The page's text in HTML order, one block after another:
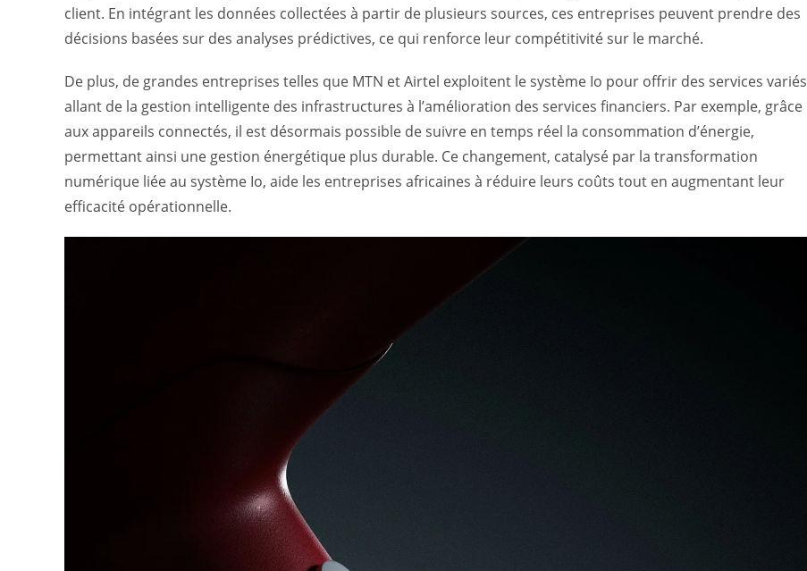
client. En intégrant les données collectées à partir de plusieurs sources, ces entreprises peuvent prendre des
décisions basées sur des analyses prédictives, ce qui renforce leur compétitivité sur le marché.
De plus, de grandes entreprises telles que MTN et Airtel exploitent le système Io pour offrir des services variés
allant de la gestion intelligente des infrastructures à l’amélioration des services financiers. Par exemple, grâce
aux appareils connectés, il est désormais possible de suivre en temps réel la consommation d’énergie,
permettant ainsi une gestion énergétique plus durable. Ce changement, catalysé par la transformation
numérique liée au système Io, aide les entreprises africaines à réduire leurs coûts tout en augmentant leur
efficacité opérationnelle.